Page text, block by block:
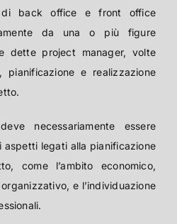
di back office e front office
da una o più figure
dette project manager, volte
pianificazione e realizzazione
necessariamente essere
legati alla pianificazione
come l’ambito economico,
e l’individuazione